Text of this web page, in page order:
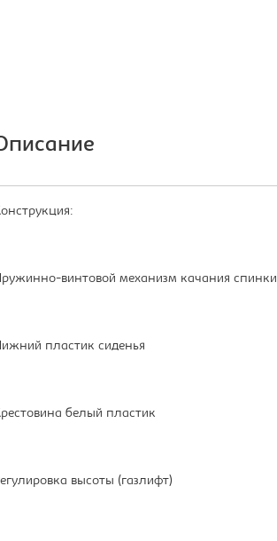
винтовой механизм качания спинки
пластик сиденья
белый пластик
высоты (газлифт)